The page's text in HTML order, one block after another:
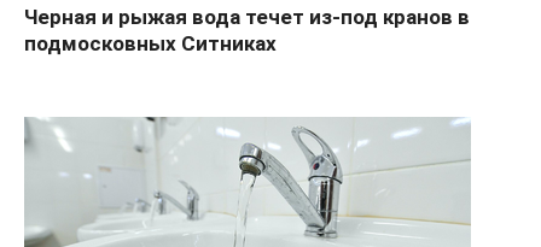
Черная и рыжая вода течет из-под кранов в
подмосковных Ситниках